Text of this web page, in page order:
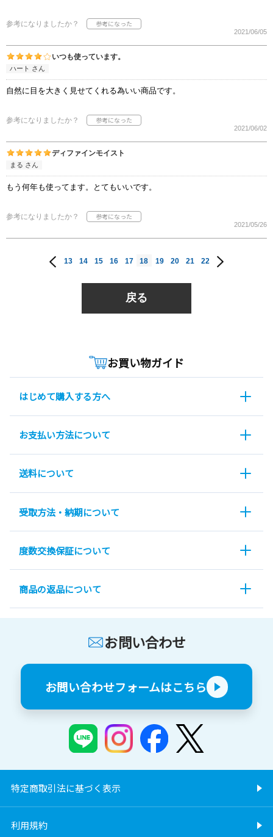
参考になりましたか？
2021/06/05
いつも使っています。
ハート さん
自然に目を大きく見せてくれる為いい商品です。
参考になりましたか？
2021/06/02
ディファインモイスト
まる さん
もう何年も使ってます。とてもいいです。
参考になりましたか？
2021/05/26
13 14 15 16 17 18 19 20 21 22
戻る
お買い物ガイド
はじめて購入する方へ
お支払い方法について
送料について
受取方法・納期について
度数交換保証について
商品の返品について
お問い合わせ
お問い合わせフォームはこちら
特定商取引法に基づく表示
利用規約